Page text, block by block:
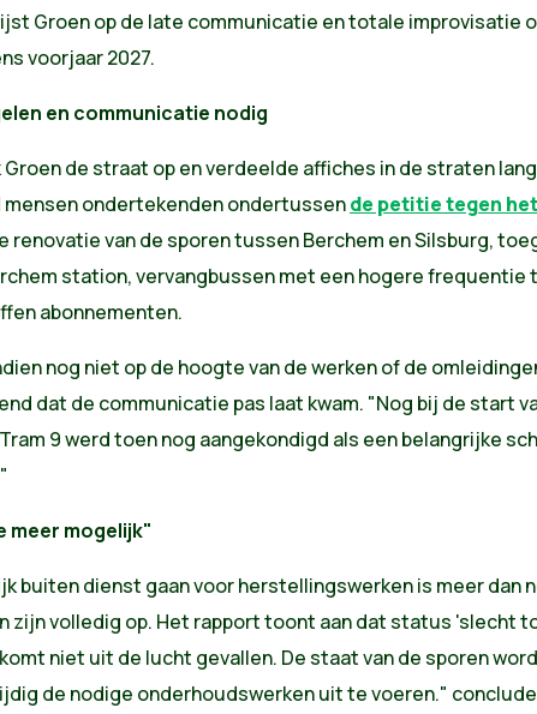
Groen op de late communicatie en totale improvisatie
voorjaar 2027.
en communicatie nodig
Groen de straat op en verdeelde affiches in de straten
mensen ondertekenden ondertussende petitie tegen
renovatie van de sporen tussen Berchem en Silsburg,
station, vervangbussen met een hogere frequentie
abonnementen.
nog niet op de hoogte van de werken of de
dat de communicatie pas laat kwam. "Nog bij de start
9 werd toen nog aangekondigd als een belangrijke
meer mogelijk"
buiten dienst gaan voor herstellingswerken is meer dan
zijn volledig op. Het rapport toont aan dat status 'slecht
niet uit de lucht gevallen. De staat van de sporen
de nodige onderhoudswerken uit te voeren."